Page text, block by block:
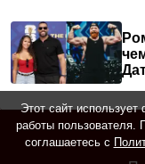
Этот сайт
работы пользователя.
соглашаетесь с